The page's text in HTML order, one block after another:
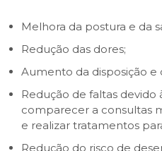
Melhora da postura e da
Redução das dores;
Aumento da disposição e
Redução de faltas devido
comparecer a consultas
e realizar tratamentos
Redução do risco de